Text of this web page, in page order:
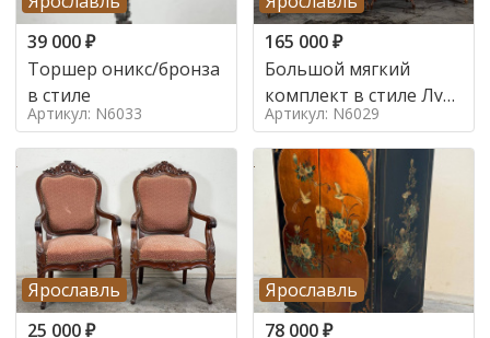
39 000₽
Торшер оникс/бронза
в стиле
Артикул: N6033
165 000₽
Большой мягкий
комплект в стиле Луи
в стиле
Артикул: N6029
Ярославль
25 000₽
Ярославль
78 000₽